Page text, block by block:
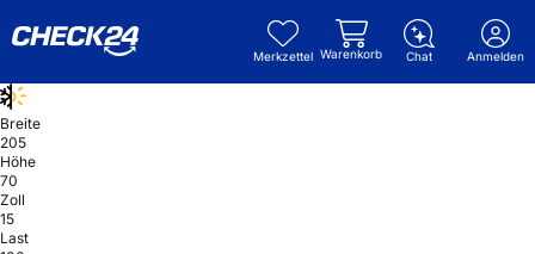
Merkzettel Warenkorb Chat Anmelden
Breite
205
Höhe
70
Zoll
15
Last